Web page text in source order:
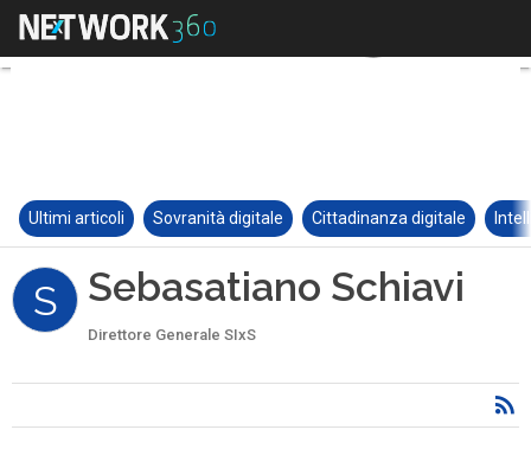
Ultimi articoli Sovranità digitale Cittadinanza digitale
S Sebasatiano Schiavi
Direttore Generale SIxS